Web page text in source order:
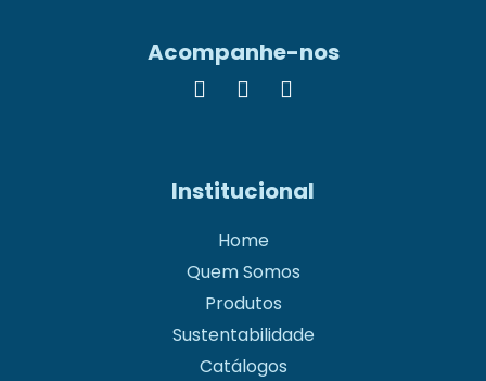
Acompanhe-nos
Institucional
Home
Quem Somos
Produtos
Sustentabilidade
Catálogos